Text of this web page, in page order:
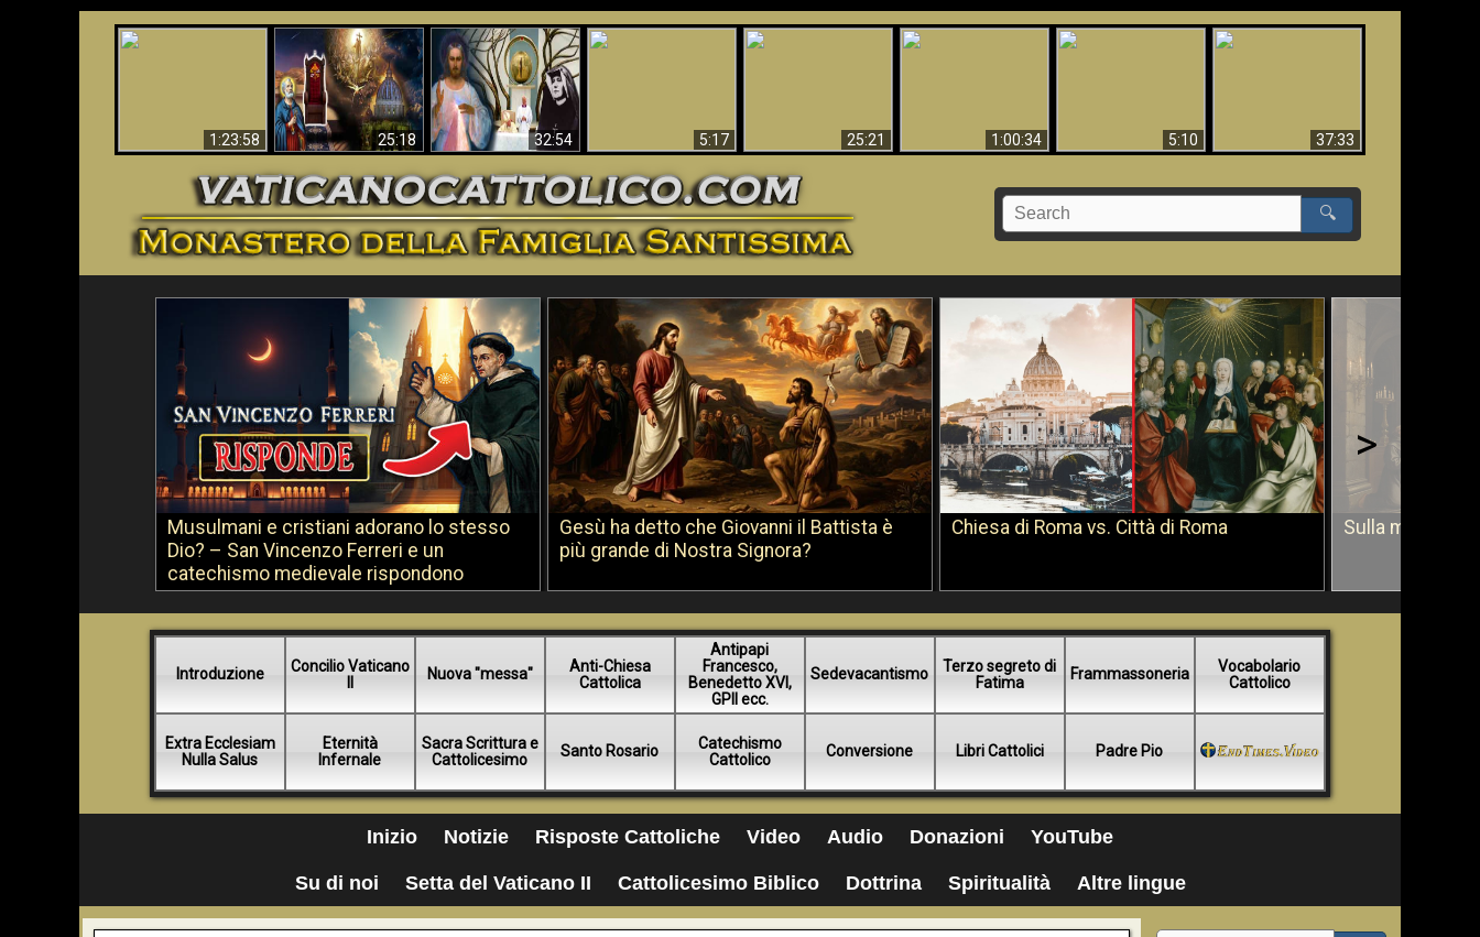
1:23:58 25:18
La Bibbia ha previsto
70 anni senza Papa?
32:54
Faustina e la Divina
Misericordia – un
inganno
5:17
25:21
1:00:34
5:10
37:33
🔍
Musulmani e cristiani adorano lo stesso
Dio? – San Vincenzo Ferreri e un
catechismo medievale rispondono
Gesù ha detto che Giovanni il Battista è
più grande di Nostra Signora?
Chiesa di Roma vs. Città di Roma Sulla morte di
>
Introduzione
Concilio Vaticano
Nuova "messa"
Anti-Chiesa
Cattolica
Antipapi
Francesco,
Benedetto XVI,
GPII ecc.
Sedevacantismo
Terzo segreto di
Fatima
Frammassoneria
Vocabolario
Cattolico
Extra Ecclesiam
Nulla Salus
Eternità
Infernale
Sacra Scrittura e
Cattolicesimo
Santo Rosario
Catechismo
Cattolico
Conversione Libri Cattolici Padre Pio
Inizio Notizie Risposte Cattoliche Video Audio Donazioni YouTube
Su di noi Setta del Vaticano II Cattolicesimo Biblico Dottrina Spiritualità Altre lingue